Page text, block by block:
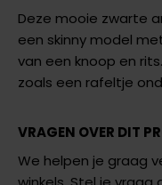
Deze mooie zwarte
een skinny model
van een knoop en
zoals een rafeltje
VRAGEN OVER DIT
We helpen je graag